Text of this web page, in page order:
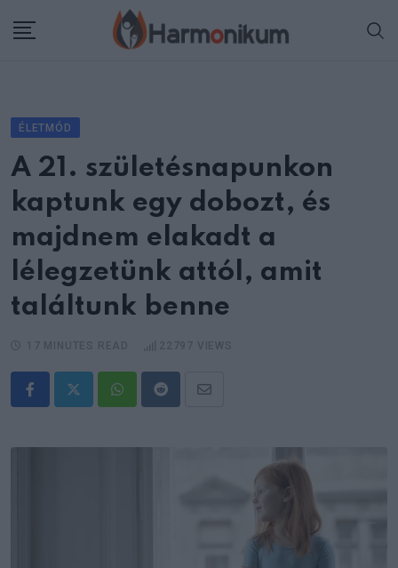
ÉLETMÓD
A 21. születésnapunkon
kaptunk egy dobozt, és
majdnem elakadt a
lélegzetünk attól, amit
találtunk benne
WhatsappRedditShare